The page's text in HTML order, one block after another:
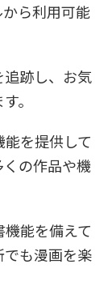
ら利用可能
追跡し、お気
。
を提供して
の作品や機
能を備えて
も漫画を楽